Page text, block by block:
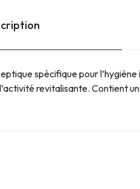
spécifique pour
revitalisante. Contient